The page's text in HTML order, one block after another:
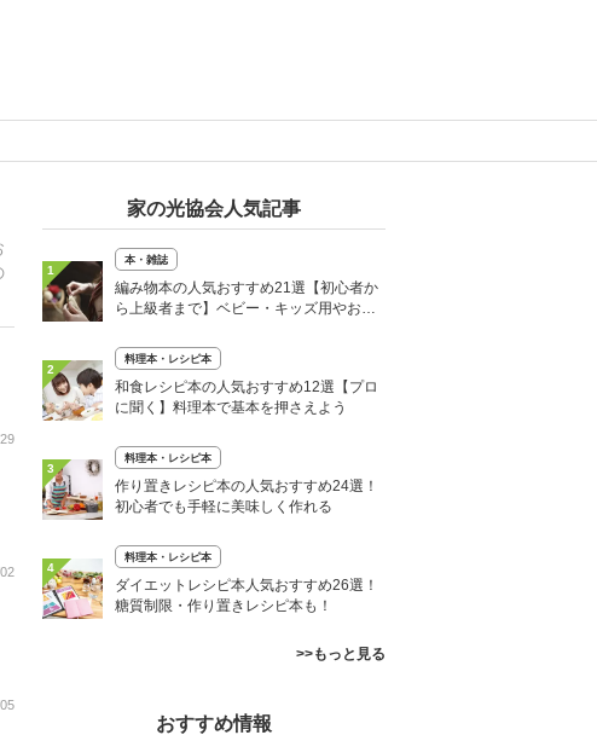
家の光協会人気記事
1
本・雑誌
編み物本の人気おすすめ21選【初心者か
ら上級者まで】ベビー・キッズ用やおし
2
料理本・レシピ本
和食レシピ本の人気おすすめ12選【プロ
に聞く】料理本で基本を押さえよう
3
料理本・レシピ本
作り置きレシピ本の人気おすすめ24選！
初心者でも手軽に美味しく作れる
4
料理本・レシピ本
ダイエットレシピ本人気おすすめ26選！
糖質制限・作り置きレシピ本も！
>>もっと見る
おすすめ情報